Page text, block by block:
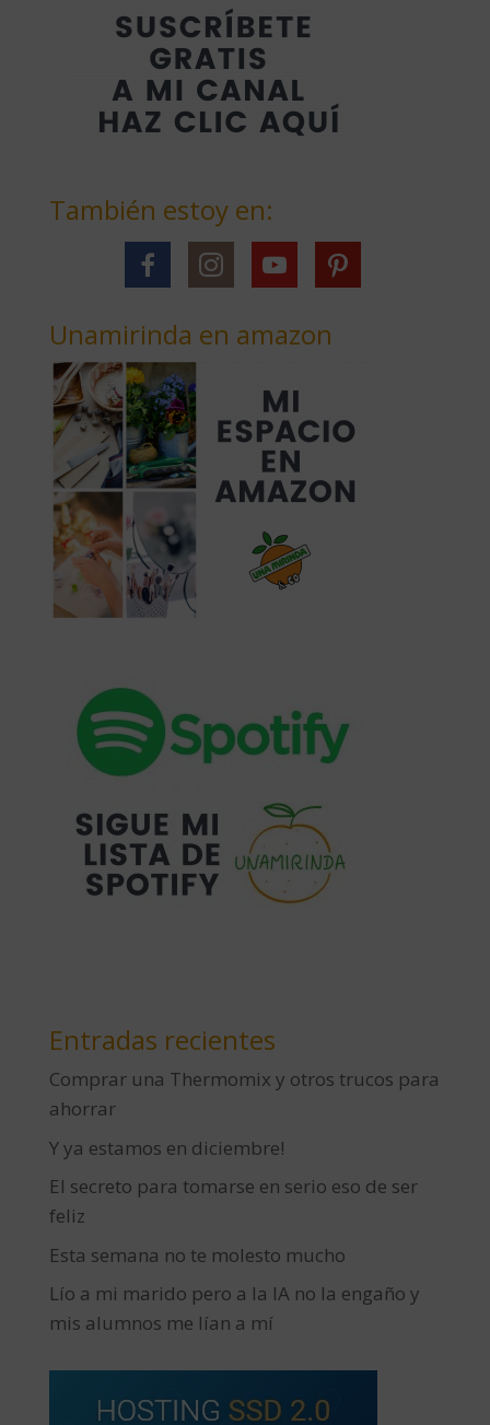
También estoy en:
Unamirinda en amazon
Entradas recientes
Comprar una Thermomix y otros trucos para
ahorrar
Y ya estamos en diciembre!
El secreto para tomarse en serio eso de ser
feliz
Esta semana no te molesto mucho
Lío a mi marido pero a la IA no la engaño y
mis alumnos me lían a mí